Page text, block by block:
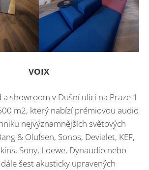
VOIX
showroom v Dušní ulici na Praze 1
m2, který nabízí prémiovou audio
nejvýznamnějších světových
& Olufsen, Sonos, Devialet, KEF,
Sony, Loewe, Dynaudio nebo
šest akusticky upravených